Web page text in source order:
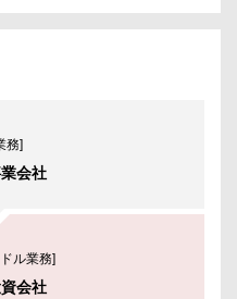
務]
会社
ル業務]
会社